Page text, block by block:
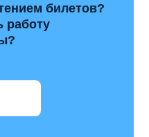
билетов?
работу